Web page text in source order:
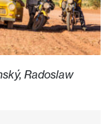
Radoslaw